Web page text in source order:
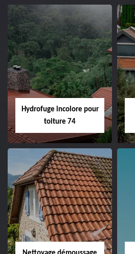
Hydrofuge incolore pour
toiture 74